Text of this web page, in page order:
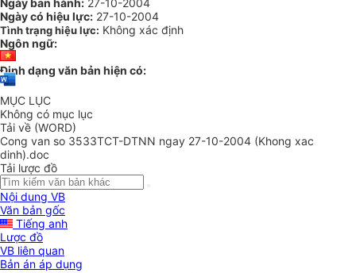
Ngày ban hành: 27-10-2004
Ngày có hiệu lực: 27-10-2004
Tình trạng hiệu lực: Không xác định
Ngôn ngữ:
Định dạng văn bản hiện có:
MỤC LỤC
Không có mục lục
Tải về (WORD)
Cong van so 3533TCT-DTNN ngay 27-10-2004 (Khong xac
dinh).doc
Tải lược đồ
Nội dung VB
Văn bản gốc
Tiếng anh
Lược đồ
VB liên quan
Bản án áp dụng